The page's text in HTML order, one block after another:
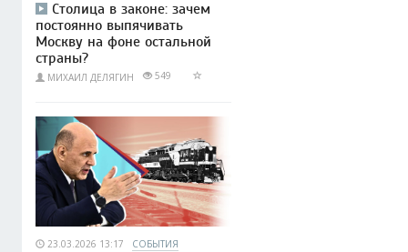
Столица в законе: зачем
постоянно выпячивать
Москву на фоне остальной
страны?
МИХАИЛ ДЕЛЯГИН 549
23.03.2026 13:17 СОБЫТИЯ